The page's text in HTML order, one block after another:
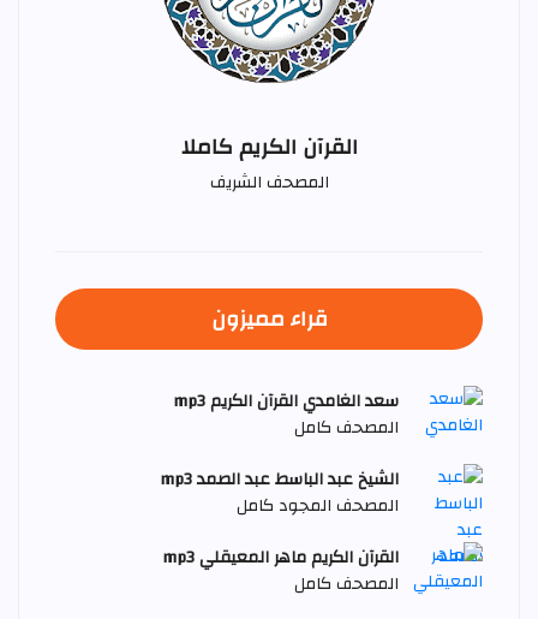
القرآن الكريم كاملا
المصحف الشريف
قراء مميزون
سعد الغامدي القرآن الكريم mp3
المصحف كامل
الشيخ عبد الباسط عبد الصمد mp3
المصحف المجود كامل
القرآن الكريم ماهر المعيقلي mp3
المصحف كامل